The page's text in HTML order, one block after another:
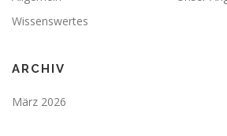
Wissenswertes
ARCHIV
März 2026